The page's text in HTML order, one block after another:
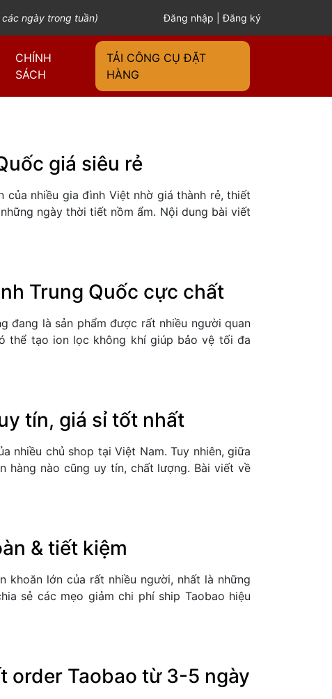
ngày trong tuần) Đăng nhập |Đăng ký
CHÍNH
SÁCH
TẢI CÔNG CỤ ĐẶT
HÀNG
giá siêu rẻ
của nhiều gia đình Việt nhờ giá thành rẻ, thiết
ngày thời tiết nồm ẩm. Nội dung bài viết
Trung Quốc cực chất
đang là sản phẩm được rất nhiều người quan
thể tạo ion lọc không khí giúp bảo vệ tối đa
tín, giá sỉ tốt nhất
nhiều chủ shop tại Việt Nam. Tuy nhiên, giữa
hàng nào cũng uy tín, chất lượng. Bài viết về
& tiết kiệm
khoăn lớn của rất nhiều người, nhất là những
sẻ các mẹo giảm chi phí ship Taobao hiệu
order Taobao từ 3-5 ngày